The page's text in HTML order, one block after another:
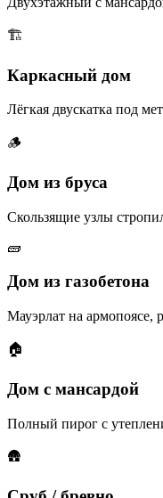
🏗
Каркасный дом
Лёгкая двускатка под
🪵
Дом из бруса
Скользящие узлы
🧱
Дом из газобетона
Мауэрлат на армопоясе,
🏠
Дом с мансардой
Полный пирог с
🛖